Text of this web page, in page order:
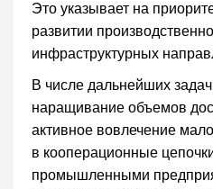
Это указывает на
развитии
инфраструктурных
В числе дальнейших
наращивание объемов
активное вовлечение
в кооперационные
промышленными